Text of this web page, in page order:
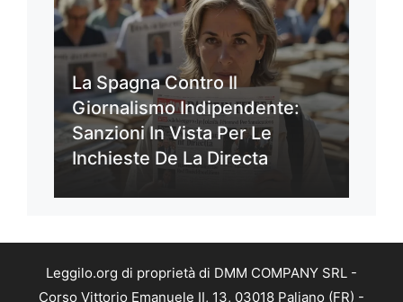
La Spagna Contro Il
Giornalismo Indipendente:
Sanzioni In Vista Per Le
Inchieste De La Directa
Leggilo.org di proprietà di DMM COMPANY SRL -
Corso Vittorio Emanuele II, 13, 03018 Paliano (FR) -